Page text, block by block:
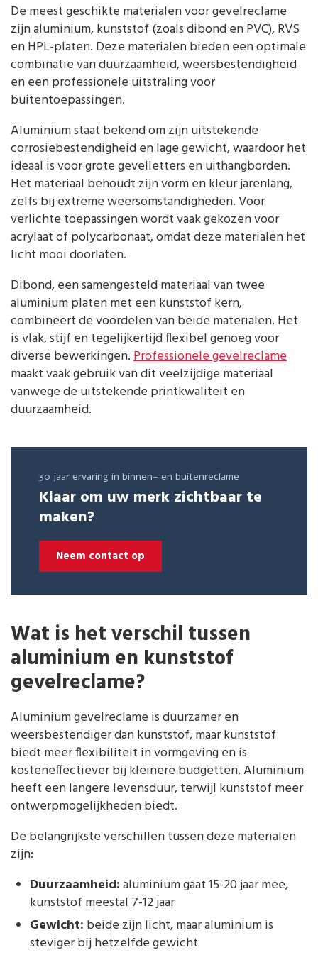
De meest geschikte materialen voor gevelreclame
zijn aluminium, kunststof (zoals dibond en PVC), RVS
en HPL-platen. Deze materialen bieden een optimale
combinatie van duurzaamheid, weersbestendigheid
en een professionele uitstraling voor
buitentoepassingen.
Aluminium staat bekend om zijn uitstekende
corrosiebestendigheid en lage gewicht, waardoor het
ideaal is voor grote gevelletters en uithangborden.
Het materiaal behoudt zijn vorm en kleur jarenlang,
zelfs bij extreme weersomstandigheden. Voor
verlichte toepassingen wordt vaak gekozen voor
acrylaat of polycarbonaat, omdat deze materialen het
licht mooi doorlaten.
Dibond, een samengesteld materiaal van twee
aluminium platen met een kunststof kern,
combineert de voordelen van beide materialen. Het
is vlak, stijf en tegelijkertijd flexibel genoeg voor
diverse bewerkingen.Professionele gevelreclame
maakt vaak gebruik van dit veelzijdige materiaal
vanwege de uitstekende printkwaliteit en
duurzaamheid.
30 jaar ervaring in binnen- en buitenreclame
Klaar om uw merk zichtbaar te
maken?
Neem contact op
Wat is het verschil tussen
aluminium en kunststof
gevelreclame?
Aluminium gevelreclame is duurzamer en
weersbestendiger dan kunststof, maar kunststof
biedt meer flexibiliteit in vormgeving en is
kosteneffectiever bij kleinere budgetten. Aluminium
heeft een langere levensduur, terwijl kunststof meer
ontwerpmogelijkheden biedt.
De belangrijkste verschillen tussen deze materialen
zijn:
Duurzaamheid:aluminium gaat 15-20 jaar mee,
kunststof meestal 7-12 jaar
Gewicht: beide zijn licht, maar aluminium is
steviger bij hetzelfde gewicht